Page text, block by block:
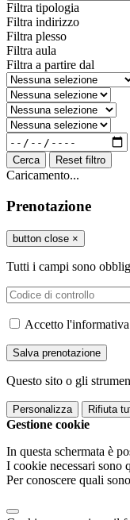
Filtra tipologia
Filtra indirizzo
Filtra plesso
Filtra aula
Filtra a partire dal
Cerca Reset filtro
Caricamento...
Prenotazione
button close ×
Tutti i campi sono
Accetto
Questo sito o gli
Personalizza Rifiuta
Gestione cookie
In questa schermata è
I cookie necessari sono
Per conoscere quali